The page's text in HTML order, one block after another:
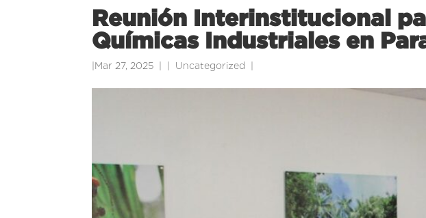
Reunión Interinstitucional
Químicas Industriales en
Mar 27, 2025 Uncategorized